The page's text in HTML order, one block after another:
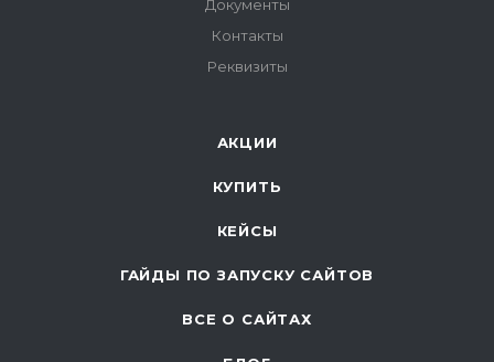
Документы
Контакты
Реквизиты
АКЦИИ
КУПИТЬ
КЕЙСЫ
ГАЙДЫ ПО ЗАПУСКУ САЙТОВ
ВСЕ О САЙТАХ